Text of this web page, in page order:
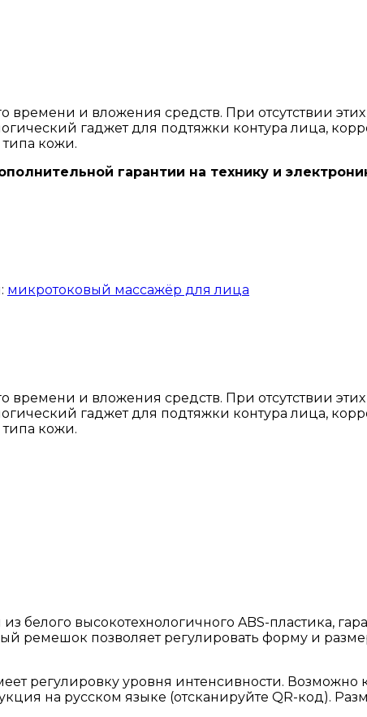
времени и вложения средств. При отсутствии
гаджет для подтяжки контура лица,
кожи.
гарантии на технику и
микротоковый массажёр для лица
времени и вложения средств. При отсутствии
гаджет для подтяжки контура лица,
кожи.
высокотехнологичного ABS-пластика,
ремешок позволяет регулировать форму и
регулировку уровня интенсивности. Возможно
на русском языке (отсканируйте QR-код).